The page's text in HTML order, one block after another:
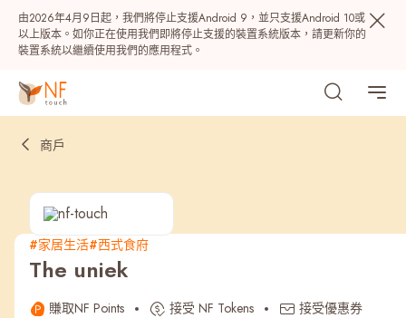
由2026年4月9日起，我們將停止支援Android 9，並只支援Android 10或
以上版本。如你正在使用我們即將停止支援的裝置系統版本，請更新你的
裝置系統以繼續使用我們的應用程式。
熱門
商戶
#家居生活#西式食府
The uniek
賺取NF Points 接受 NF Tokens 接受優惠券